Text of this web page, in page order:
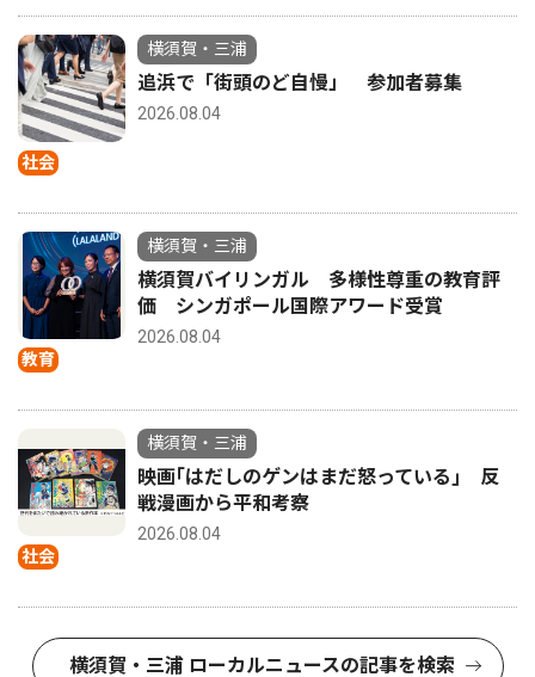
社会
横須賀・三浦
追浜で「街頭のど自慢」 参加者募集
2026.08.04
教育
横須賀・三浦
横須賀バイリンガル 多様性尊重の教育評
価 シンガポール国際アワード受賞
2026.08.04
社会
横須賀・三浦
映画｢はだしのゲンはまだ怒っている｣ 反
戦漫画から平和考察
2026.08.04
横須賀・三浦 ローカルニュースの記事を検索